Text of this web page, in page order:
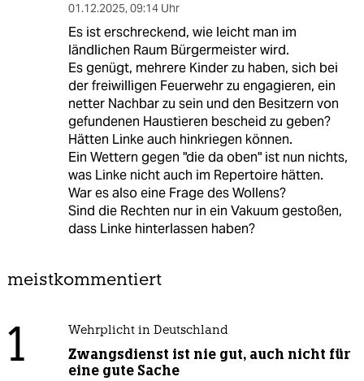
01.12.2025, 09:14 Uhr
Es ist erschreckend, wie leicht man im
ländlichen Raum Bürgermeister wird.
Es genügt, mehrere Kinder zu haben, sich bei
der freiwilligen Feuerwehr zu engagieren, ein
netter Nachbar zu sein und den Besitzern von
gefundenen Haustieren bescheid zu geben?
Hätten Linke auch hinkriegen können.
Ein Wettern gegen "die da oben" ist nun nichts,
was Linke nicht auch im Repertoire hätten.
War es also eine Frage des Wollens?
Sind die Rechten nur in ein Vakuum gestoßen,
dass Linke hinterlassen haben?
meistkommentiert
1 Wehrplicht in Deutschland
Zwangsdienst ist nie gut, auch nicht für
eine gute Sache